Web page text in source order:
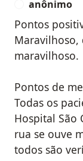
anônimo
Pontos
Maravilhoso,
maravilhoso.
Pontos de
Todas os
Hospital São
rua se ouve
todos são